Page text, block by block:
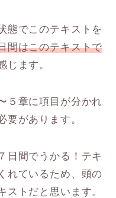
態でこのテキストを
間はこのテキストで
じます。
５章に項目が分かれ
要があります。
日間でうかる！テキ
れているため、頭の
ストだと思います。